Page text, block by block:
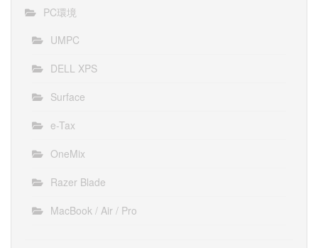
PC環境
UMPC
DELL XPS
Surface
e-Tax
OneMix
Razer Blade
MacBook / Air / Pro